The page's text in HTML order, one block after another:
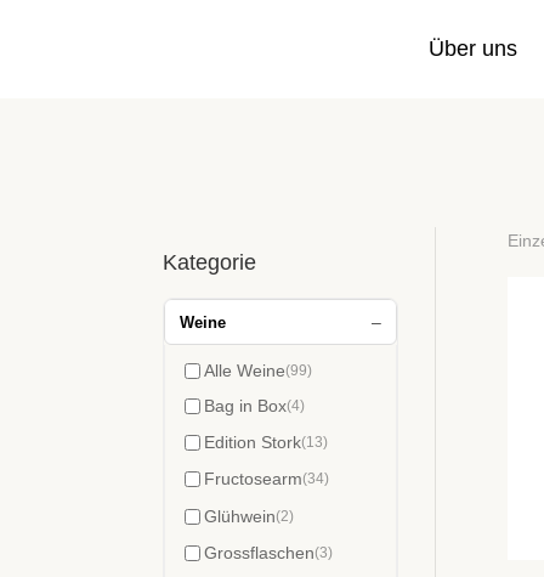
Über uns
Kategorie
Weine –
Alle Weine(99)
Bag in Box(4)
Edition Stork(13)
Fructosearm(34)
Glühwein(2)
Grossflaschen(3)